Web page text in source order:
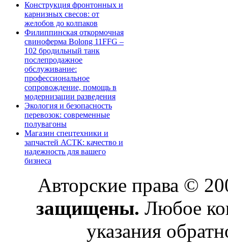
Конструкция фронтонных и
карнизных свесов: от
желобов до колпаков
Филиппинская откормочная
свиноферма Bolong 11FFG –
102 бродильный танк
послепродажное
обслуживание:
профессиональное
сопровождение, помощь в
модернизации разведения
Экология и безопасность
перевозок: современные
полувагоны
Магазин спецтехники и
запчастей АСТК: качество и
надежность для вашего
бизнеса
Авторские права ©
защищены. Любое
указания